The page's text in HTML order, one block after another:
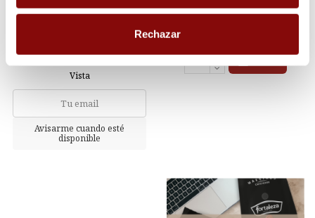
Rechazar
7,10 €
Vista